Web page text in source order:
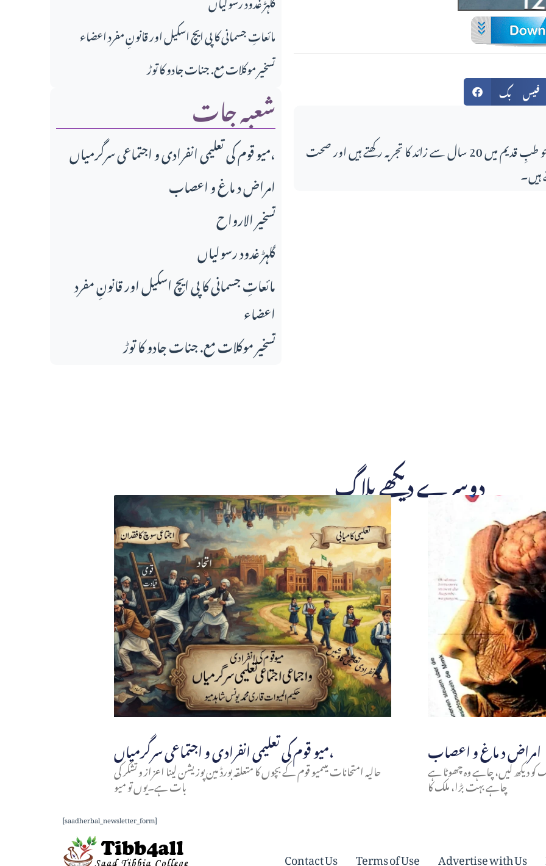
مائعاتِ جسمانی کا پی ایچ اسکیل اور قانونِ مفرد اعضاء
تسخیر موکلات مع. جنات جادو کا توڑ
شعبہ جات
میو قوم کی تعلیمی انفرادی و اجتماعی سرگرمیاں،
امراض د ماغ و اعصاب
تسخير الارواح
گلہڑ غدود رسولیاں
مائعاتِ جسمانی کا پی ایچ اسکیل اور قانونِ مفرد
اعضاء
تسخیر موکلات مع. جنات جادو کا توڑ
فیس بک
اس مضمون کے لکھاری، جو طبِ قدیم میں 20 سال سے زائد کا تجربہ رکھتے ہیں اور صحت
دوسرے دیکھے بلاگ
میو قوم کی تعلیمی انفرادی و اجتماعی سرگرمیاں،
حالیہ امتحانات میںمیو قوم کے بچوں کا متعلقہ بورڈ مین پوزیشن لینا اعزاز و تشکر کی
بات ہے۔یوں تو میو
امراض د ماغ و اعصاب
کو دیکھ لیں، چاہے وہ چھوٹا ہے
چاہے بہت بڑا، ملک کا
[saadherbal_newsletter_form]
Contact Us Terms of Use Advertise with Us